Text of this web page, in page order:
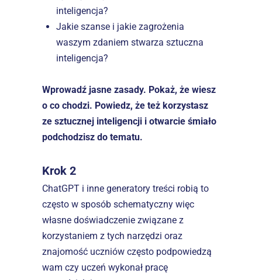
inteligencja?
Jakie szanse i jakie zagrożenia
waszym zdaniem stwarza sztuczna
inteligencja?
Wprowadź jasne zasady. Pokaż, że wiesz
o co chodzi. Powiedz, że też korzystasz
ze sztucznej inteligencji i otwarcie śmiało
podchodzisz do tematu.
Krok 2
ChatGPT i inne generatory treści robią to
często w sposób schematyczny więc
własne doświadczenie związane z
korzystaniem z tych narzędzi oraz
znajomość uczniów często podpowiedzą
wam czy uczeń wykonał pracę